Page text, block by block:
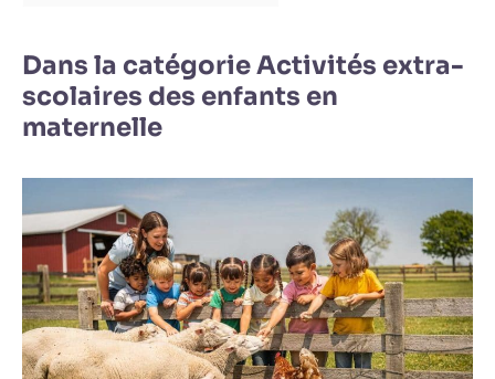
Dans la catégorie Activités extra-
scolaires des enfants en
maternelle